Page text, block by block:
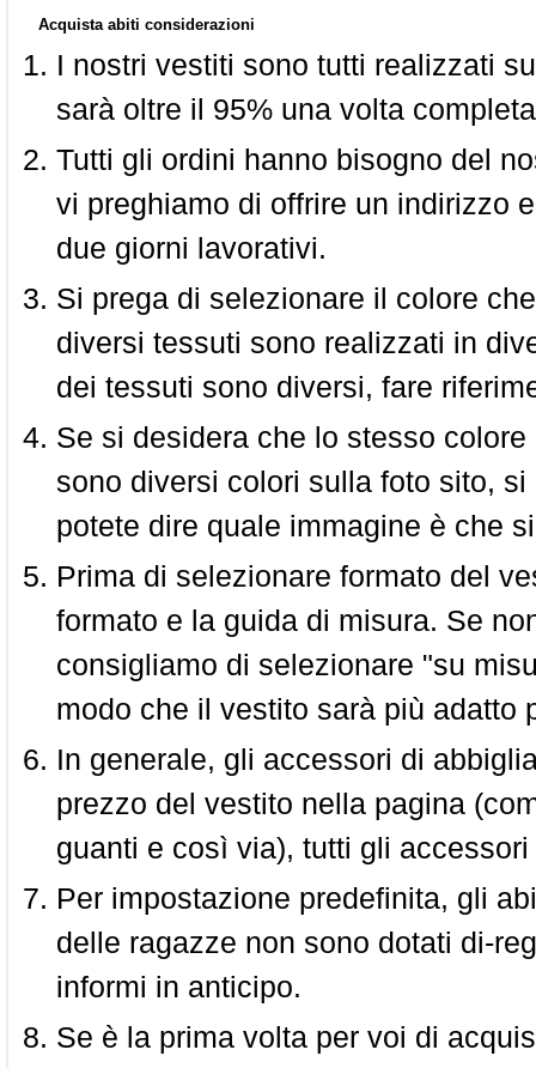
Acquista abiti considerazioni
I nostri vestiti sono tutti realizzati
sarà oltre il 95% una volta
Tutti gli ordini hanno bisogno del
vi preghiamo di offrire un indirizzo
due giorni lavorativi.
Si prega di selezionare il colore
diversi tessuti sono realizzati in
dei tessuti sono diversi, fare
Se si desidera che lo stesso
sono diversi colori sulla foto sito,
potete dire quale immagine è che
Prima di selezionare formato del
formato e la guida di misura. Se
consigliamo di selezionare "su
modo che il vestito sarà più adatto
In generale, gli accessori di
prezzo del vestito nella pagina
guanti e così via), tutti gli
Per impostazione predefinita, gli
delle ragazze non sono dotati di-
informi in anticipo.
Se è la prima volta per voi di